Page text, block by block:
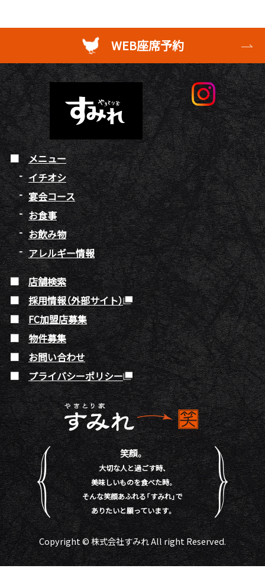
WEB座席予約
メニュー
イチオシ
宴会コース
お食事
お飲み物
アレルギー情報
店舗検索
採用情報（外部サイト）
FC加盟店募集
物件募集
お問い合わせ
プライバシーポリシー
笑顔。
大切な人と過ごす時、
美味しいものを食べた時。
そんな笑顔あふれる「すみれ」で
ありたいと願っています。
Copyright © 株式会社すみれ All right Reserved.